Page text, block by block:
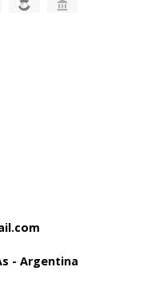
- Argentina